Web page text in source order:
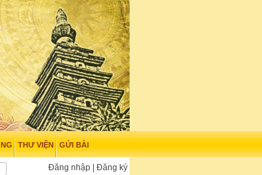
THƯ VIỆN GỬI BÀI
Đăng nhập Đăng ký